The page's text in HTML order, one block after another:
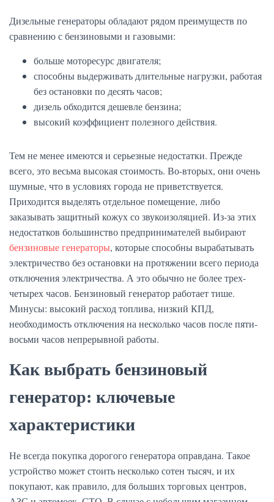
Дизельные генераторы обладают рядом преимуществ по
сравнению с бензиновыми и газовыми:
больше моторесурс двигателя;
способны выдерживать длительные нагрузки, работая
без остановки по десять часов;
дизель обходится дешевле бензина;
высокий коэффициент полезного действия.
Тем не менее имеются и серьезные недостатки. Прежде
всего, это весьма высокая стоимость. Во-вторых, они очень
шумные, что в условиях города не приветствуется.
Приходится выделять отдельное помещение, либо
заказывать защитный кожух со звукоизоляцией. Из-за этих
недостатков большинство предпринимателей выбирают
бензиновые генераторы, которые способны вырабатывать
электричество без остановки на протяжении всего периода
отключения электричества. А это обычно не более трех-
четырех часов. Бензиновый генератор работает тише.
Минусы: высокий расход топлива, низкий КПД,
необходимость отключения на несколько часов после пяти-
восьми часов непрерывной работы.
Как выбрать бензиновый
генератор: ключевые
характеристики
Не всегда покупка дорогого генератора оправдана. Такое
устройство может стоить несколько сотен тысяч, и их
покупают, как правило, для больших торговых центров,